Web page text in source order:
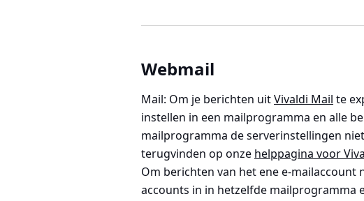
Webmail
Mail: Om je berichten uitVivaldi Mail te
instellen in een mailprogramma en alle
mailprogramma de serverinstellingen
terugvinden op onze helppagina voor
Om berichten van het ene e-mailaccount
accounts in in hetzelfde mailprogramma